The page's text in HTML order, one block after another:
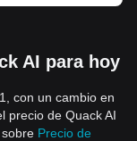
AI para hoy
con un cambio en
precio de Quack AI
Precio de